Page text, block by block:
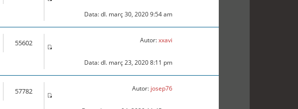
Data: dl. març 30, 2020 9:54 am
55602 Autor:xxavi
Data: dl. març 23, 2020 8:11 pm
57782 Autor: josep76